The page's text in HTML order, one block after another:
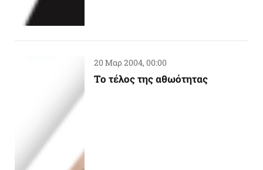
20 Μαρ 2004, 00:00
Tο τέλος της αθωότητας